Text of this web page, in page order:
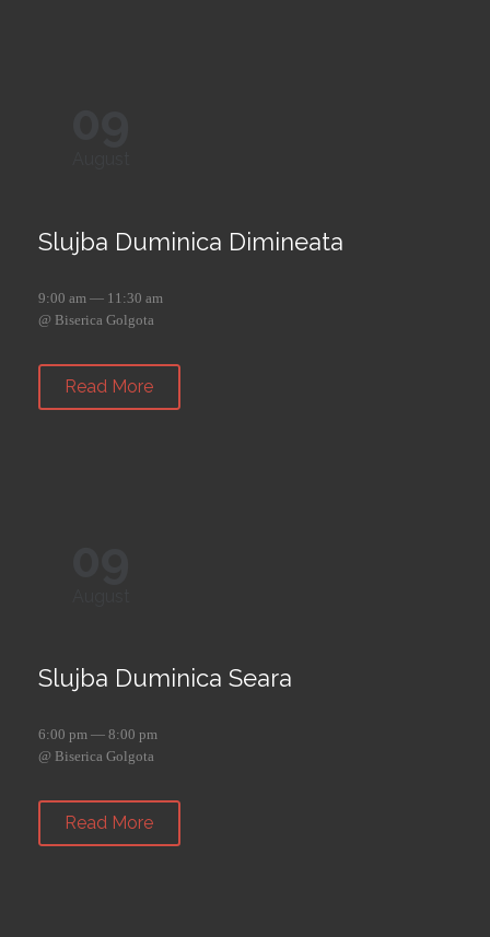
Slujba Duminica Dimineata
9:00 am — 11:30 am
@ Biserica Golgota
Read More
Slujba Duminica Seara
6:00 pm — 8:00 pm
@ Biserica Golgota
Read More